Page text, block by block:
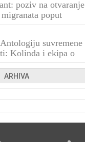
poziv na otvaranje
poput
suvremene
Kolinda i ekipa o
ARHIVA